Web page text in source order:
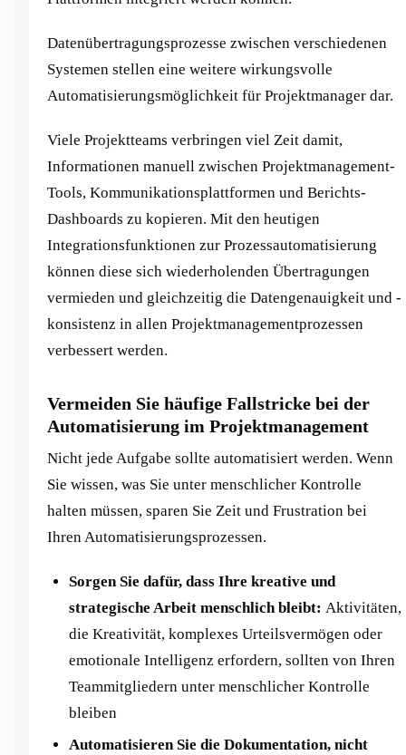
Datenübertragungsprozesse zwischen verschiedenen
Systemen stellen eine weitere wirkungsvolle
Automatisierungsmöglichkeit für Projektmanager dar.
Viele Projektteams verbringen viel Zeit damit,
Informationen manuell zwischen Projektmanagement-
Tools, Kommunikationsplattformen und Berichts-
Dashboards zu kopieren. Mit den heutigen
Integrationsfunktionen zur Prozessautomatisierung
können diese sich wiederholenden Übertragungen
vermieden und gleichzeitig die Datengenauigkeit und -
konsistenz in allen Projektmanagementprozessen
verbessert werden.
Vermeiden Sie häufige Fallstricke bei der
Automatisierung im Projektmanagement
Nicht jede Aufgabe sollte automatisiert werden. Wenn
Sie wissen, was Sie unter menschlicher Kontrolle
halten müssen, sparen Sie Zeit und Frustration bei
Ihren Automatisierungsprozessen.
Sorgen Sie dafür, dass Ihre kreative und
strategische Arbeit menschlich bleibt: Aktivitäten,
die Kreativität, komplexes Urteilsvermögen oder
emotionale Intelligenz erfordern, sollten von Ihren
Teammitgliedern unter menschlicher Kontrolle
bleiben
Automatisieren Sie die Dokumentation, nicht